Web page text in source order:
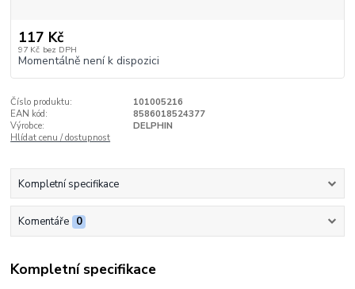
117 Kč
97 Kč bez DPH
Momentálně není k dispozici
Číslo produktu:
101005216
EAN kód:
8586018524377
Výrobce:
DELPHIN
Hlídat cenu / dostupnost
Kompletní specifikace
Komentáře 0
Kompletní specifikace